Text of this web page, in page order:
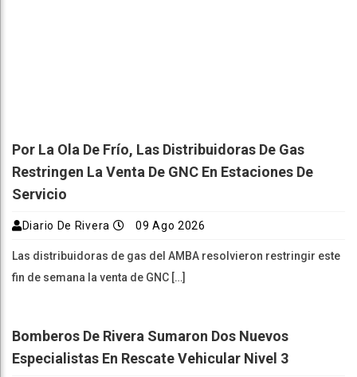
Por La Ola De Frío, Las Distribuidoras De Gas
Restringen La Venta De GNC En Estaciones De
Servicio
Diario De Rivera 09 Ago 2026
Las distribuidoras de gas del AMBA resolvieron restringir este
fin de semana la venta de GNC […]
Bomberos De Rivera Sumaron Dos Nuevos
Especialistas En Rescate Vehicular Nivel 3